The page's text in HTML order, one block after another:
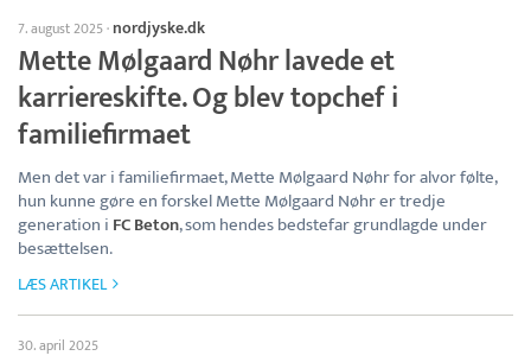
7. august 2025· nordjyske.dk
Mette Mølgaard Nøhr lavede et
karriereskifte. Og blev topchef i
familiefirmaet
Men det var i familiefirmaet, Mette Mølgaard Nøhr for alvor følte,
hun kunne gøre en forskel Mette Mølgaard Nøhr er tredje
generation i FC Beton, som hendes bedstefar grundlagde under
besættelsen.
LÆS ARTIKEL
30. april 2025